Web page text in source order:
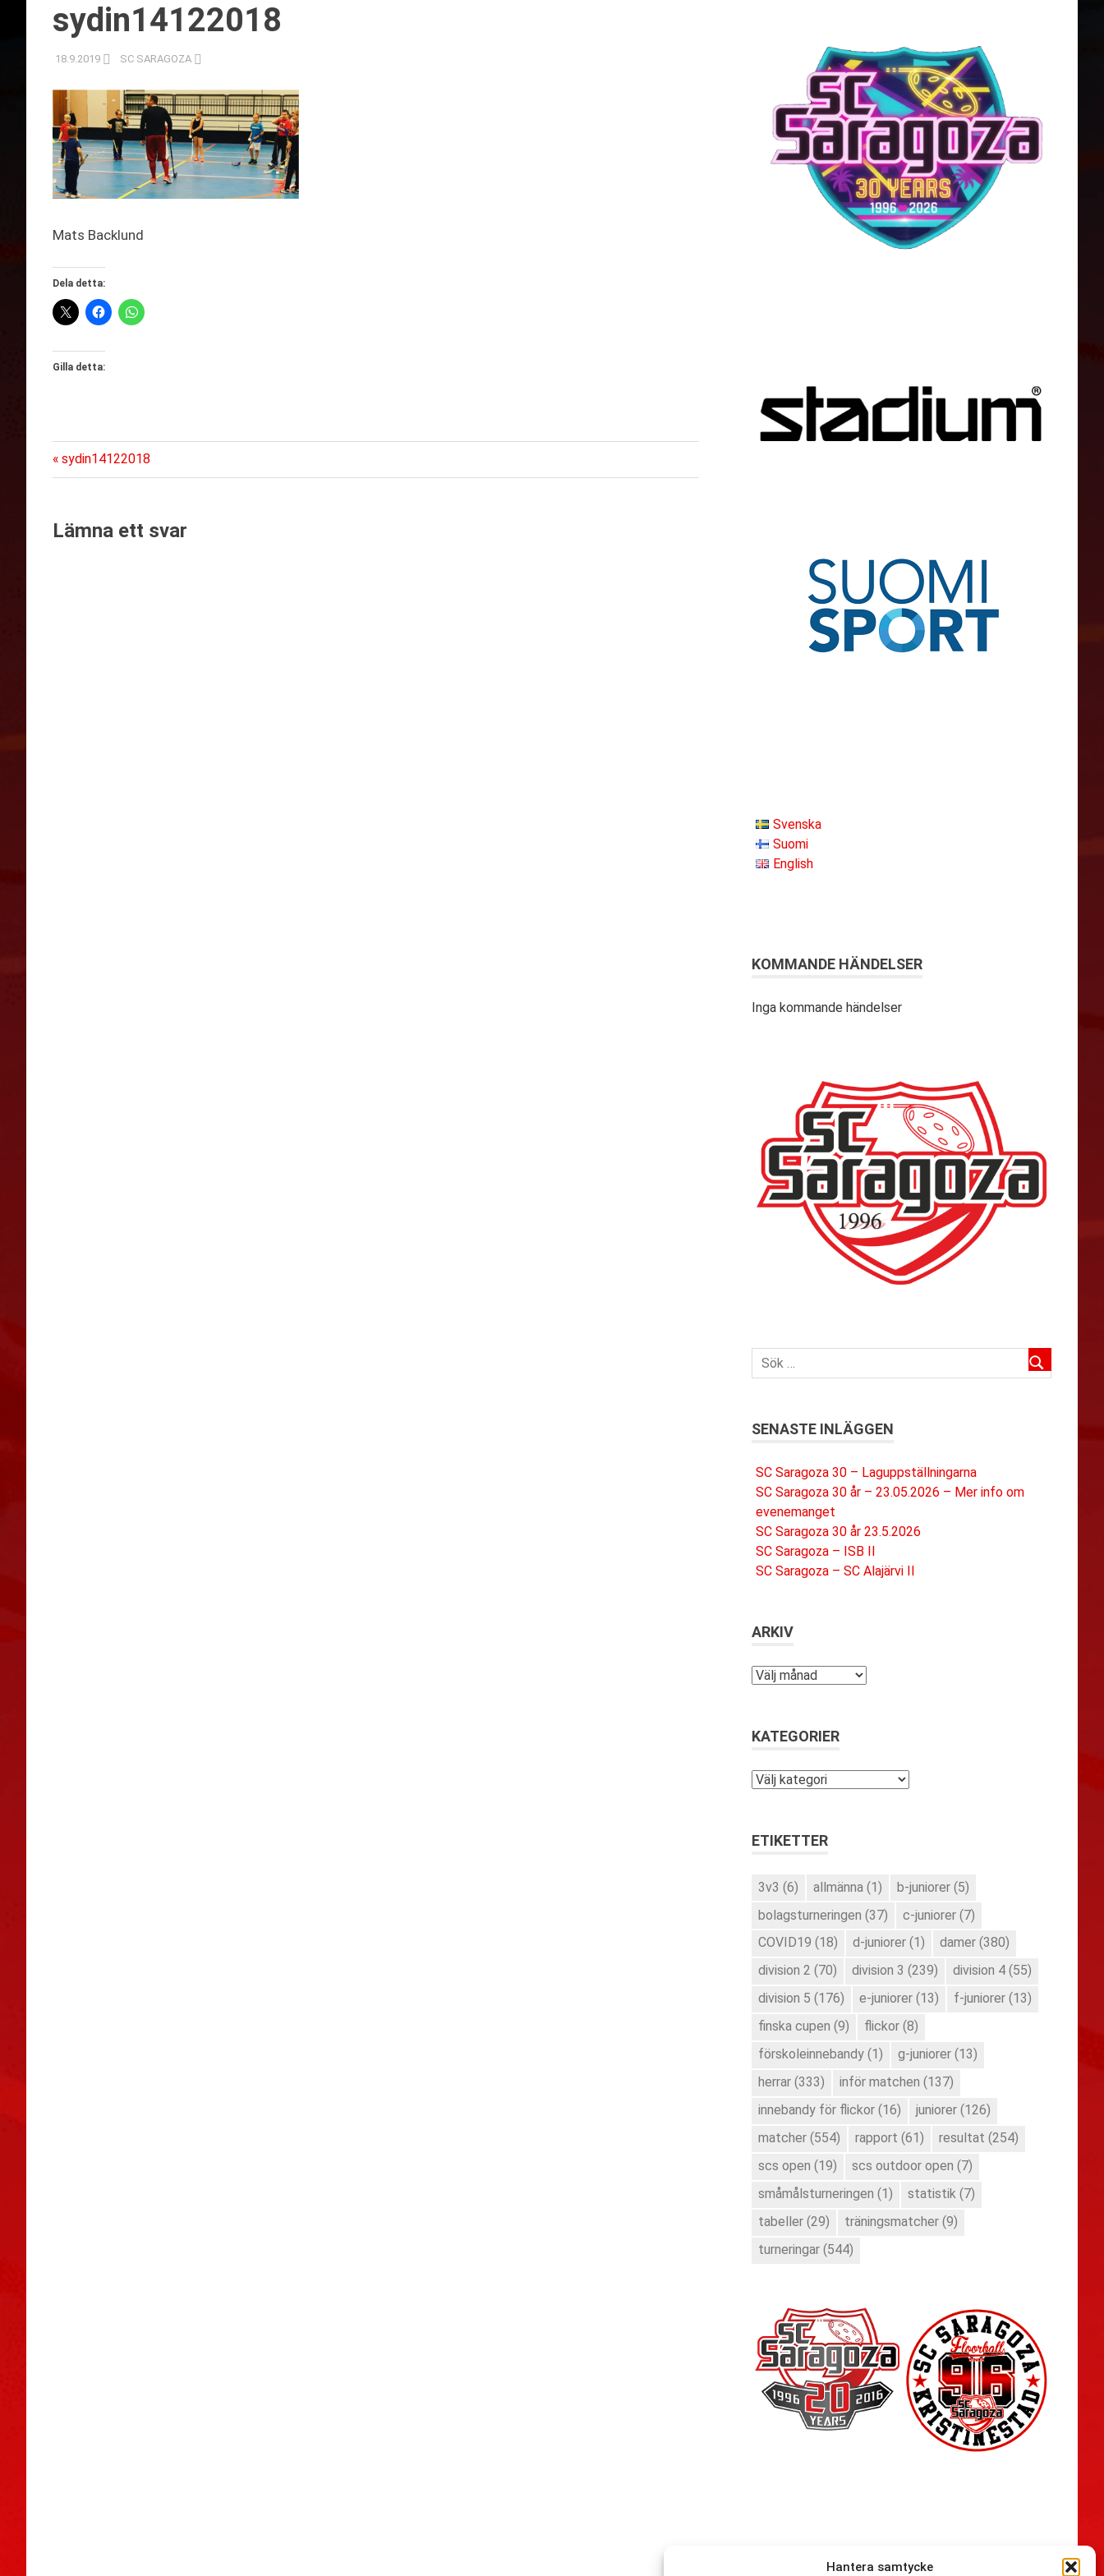
Hantera samtycke
sydin14122018
18.9.2019 SC SARAGOZA
Mats Backlund
Dela detta:
Gilla detta:
Inläggsnavigering
Föregående
inlägg:
sydin14122018
Lämna ett svar
Svenska
Suomi
English
KOMMANDE HÄNDELSER
Inga kommande händelser
SENASTE INLÄGGEN
SC Saragoza 30 – Laguppställningarna
SC Saragoza 30 år – 23.05.2026 – Mer info om
evenemanget
SC Saragoza 30 år 23.5.2026
SC Saragoza – ISB II
SC Saragoza – SC Alajärvi II
ARKIV
Arkiv
KATEGORIER
Kategorier
ETIKETTER
3v3 (6) allmänna (1) b-juniorer (5)
bolagsturneringen (37) c-juniorer (7)
COVID19 (18) d-juniorer (1) damer (380)
division 2 (70) division 3 (239) division 4 (55)
division 5 (176) e-juniorer (13) f-juniorer (13)
finska cupen (9) flickor (8)
förskoleinnebandy (1) g-juniorer (13)
herrar (333) inför matchen (137)
innebandy för flickor (16) juniorer (126)
matcher (554) rapport (61) resultat (254)
scs open (19) scs outdoor open (7)
småmålsturneringen (1) statistik (7)
tabeller (29) träningsmatcher (9)
turneringar (544)